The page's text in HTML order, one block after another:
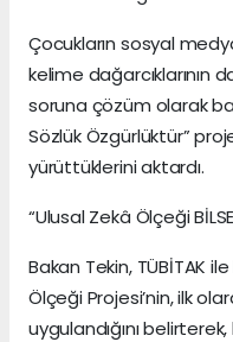
Çocukların sosyal
kelime dağarcıklarının
soruna çözüm olarak
Sözlük Özgürlüktür”
yürüttüklerini aktardı.
“Ulusal Zekâ Ölçeği
Bakan Tekin, TÜBİTAK
Ölçeği Projesi’nin, ilk
uygulandığını